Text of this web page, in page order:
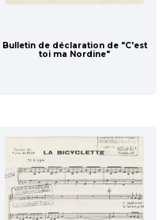
Bulletin de déclaration de "C'est
toi ma Nordine"